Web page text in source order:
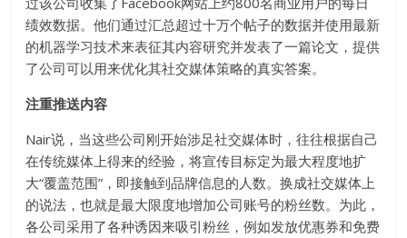
绩效数据。他们通过汇总超过十万个帖子的数据并使用最新
的机器学习技术来表征其内容研究并发表了一篇论文，提供
了公司可以用来优化其社交媒体策略的真实答案。
注重推送内容
Nair说，当这些公司刚开始涉足社交媒体时，往往根据自己
在传统媒体上得来的经验，将宣传目标定为最大程度地扩
大“覆盖范围”，即接触到品牌信息的人数。换成社交媒体上
的说法，也就是最大限度地增加公司账号的粉丝数。为此，
各公司采用了各种诱因来吸引粉丝，例如发放优惠券和免费